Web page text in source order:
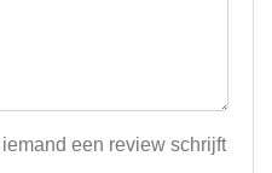
een review schrijft